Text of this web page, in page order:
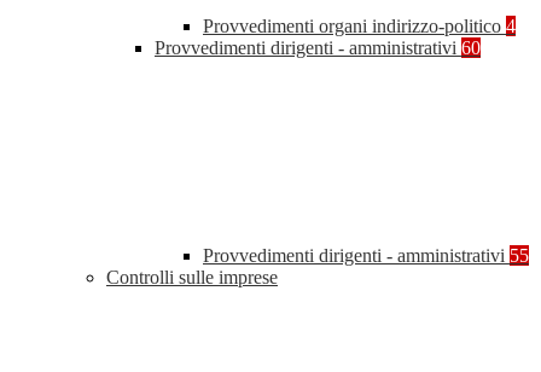
Provvedimenti organi indirizzo-politico 4
Provvedimenti dirigenti - amministrativi 60
Provvedimenti dirigenti - amministrativi 55
Controlli sulle imprese